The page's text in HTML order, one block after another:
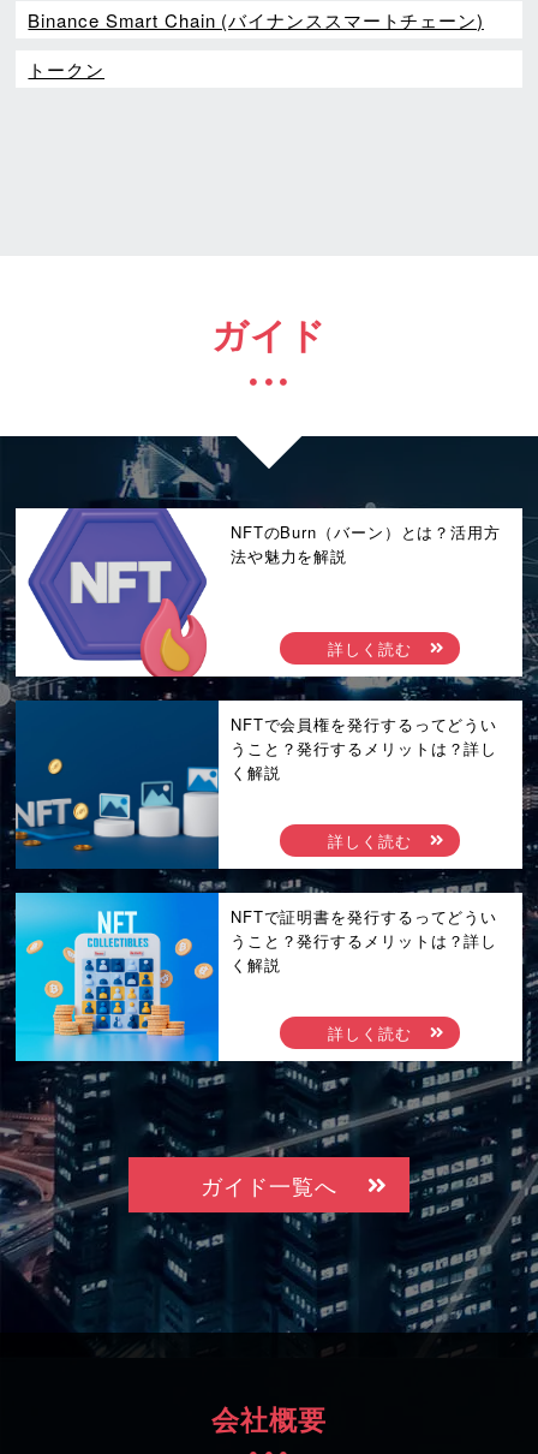
Binance Smart Chain (バイナンススマートチェーン)
トークン
ガイド
NFTのBurn（バーン）とは？活用方
法や魅力を解説
詳しく読む
NFTで会員権を発行するってどうい
うこと？発行するメリットは？詳し
く解説
詳しく読む
NFTで証明書を発行するってどうい
うこと？発行するメリットは？詳し
く解説
詳しく読む
ガイド一覧へ
会社概要